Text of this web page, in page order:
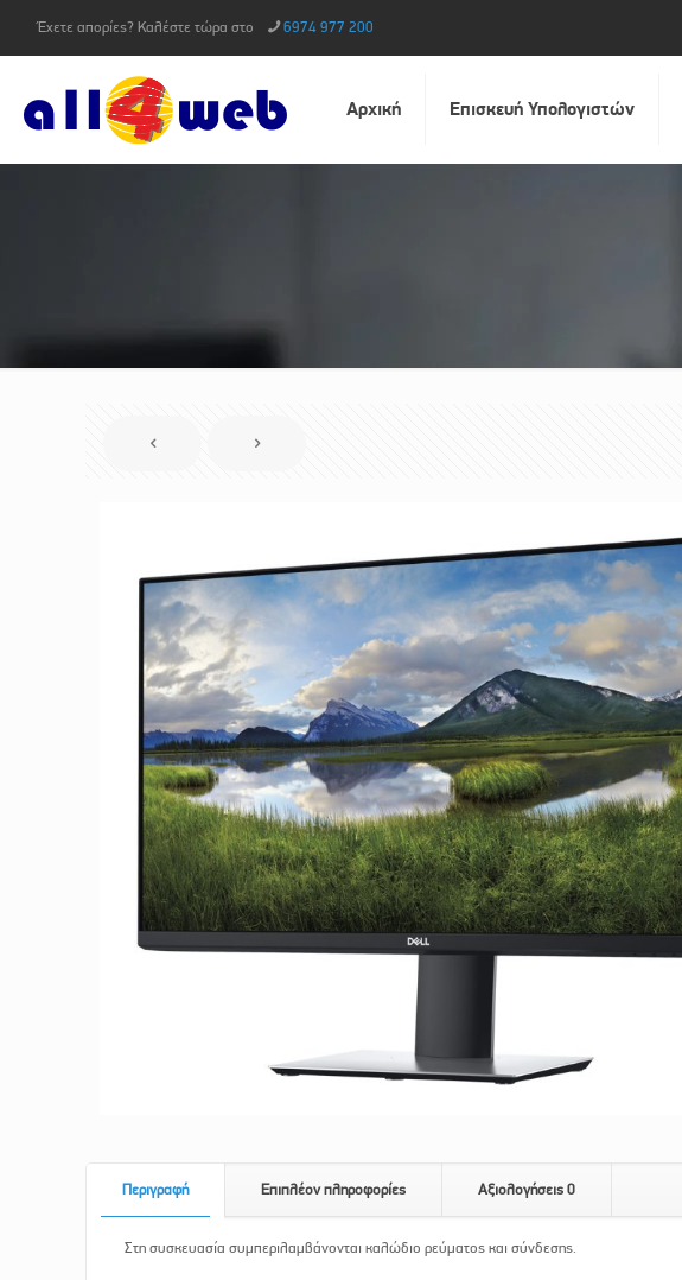
Έχετε απορίες? Καλέστε τώρα στο 6974 977 200
Αρχική Επισκευή Υπολογιστών
Περιγραφή Επιπλέον πληροφορίες Αξιολογήσεις 0
Στη συσκευασία συμπεριλαμβάνονται καλώδιο ρεύματος και σύνδεσης.